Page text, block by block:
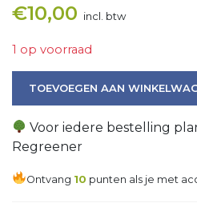
€10,00 incl. btw
1 op voorraad
TOEVOEGEN AAN
Voor iedere bestelling
Regreener
Ontvang 10 punten als je met